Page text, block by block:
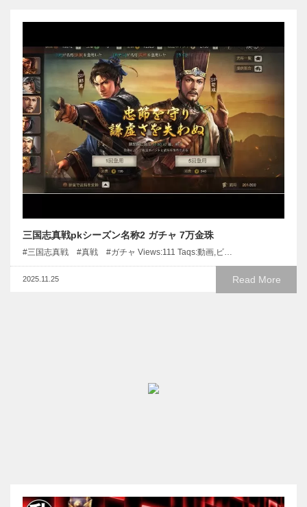
三国志真戦pkシーズン名称2 ガチャ 7万金珠
#三国志真戦 #真戦 #ガチャ Views:111 Taqs:動画,ビ…
Read More
2025.11.25